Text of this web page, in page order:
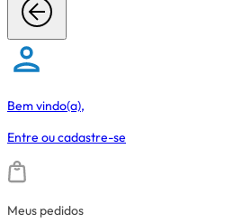
Bem vindo(a),
Entre oucadastre-se
Meus pedidos